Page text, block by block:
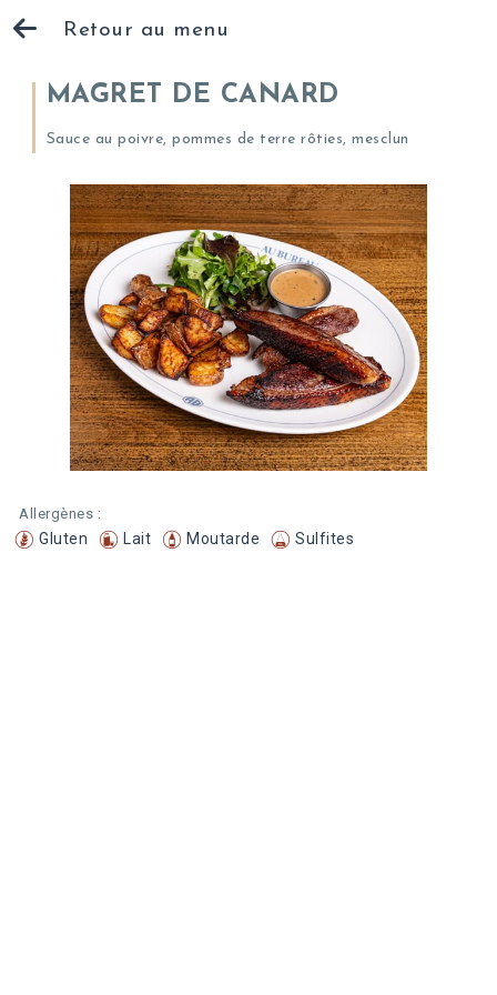
Retour au menu
MAGRET DE CANARD
Sauce au poivre, pommes de terre rôties, mesclun
Allergènes :
Gluten Lait Moutarde Sulfites